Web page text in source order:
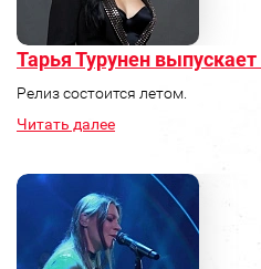
Тарья Турунен
Релиз состоится летом.
Читать далее